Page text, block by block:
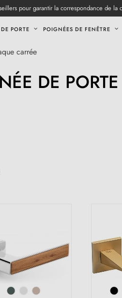
pour garantir la correspondance de
PORTE POIGNÉES DE FENÊTRE
carrée
DE